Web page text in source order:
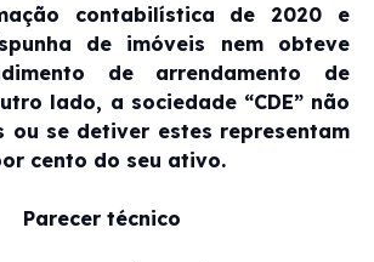
contabilística de 2020 e
de imóveis nem obteve
de arrendamento de
lado, a sociedade “CDE” não
ou se detiver estes representam
cento do seu ativo.
Parecer técnico